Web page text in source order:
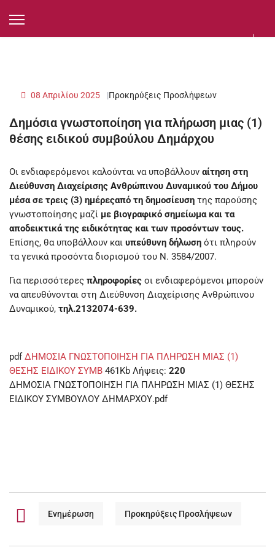
Προκηρύξεις Προσλήψεων
08 Απριλίου 2025
Δημόσια γνωστοποίηση για πλήρωση μιας (1)
θέσης ειδικού συμβούλου Δημάρχου
Οι ενδιαφερόμενοι καλούνται να υποβάλλουν αίτηση στη
Διεύθυνση Διαχείρισης Ανθρώπινου Δυναμικού του Δήμου
μέσα σε τρεις (3) ημέρεςαπό τη δημοσίευση της παρούσης
γνωστοποίησης μαζί με βιογραφικό σημείωμα και τα
αποδεικτικά της ειδικότητας και των προσόντων τους.
Επίσης, θα υποβάλλουν και υπεύθυνη δήλωση ότι πληρούν
τα γενικά προσόντα διορισμού του Ν. 3584/2007.
Για περισσότερες πληροφορίες οι ενδιαφερόμενοι μπορούν
να απευθύνονται στη Διεύθυνση Διαχείρισης Ανθρώπινου
Δυναμικού, τηλ.2132074-639.
pdf ΔΗΜΟΣΙΑ ΓΝΩΣΤΟΠΟΙΗΣΗ ΓΙΑ ΠΛΗΡΩΣΗ ΜΙΑΣ (1)
ΘΕΣΗΣ ΕΙΔΙΚΟΥ ΣΥΜΒ 461Kb Λήψεις: 220
ΔΗΜΟΣΙΑ ΓΝΩΣΤΟΠΟΙΗΣΗ ΓΙΑ ΠΛΗΡΩΣΗ ΜΙΑΣ (1) ΘΕΣΗΣ
ΕΙΔΙΚΟΥ ΣΥΜΒΟΥΛΟΥ ΔΗΜΑΡΧΟΥ.pdf
Ενημέρωση Προκηρύξεις Προσλήψεων